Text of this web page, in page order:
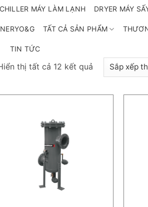
CHILLER MÁY LÀM LẠNH DRYER MÁY
TẤT CẢ SẢN PHẨM
TIN TỨC
thị tất cả 12 kết quảĐã
sắp